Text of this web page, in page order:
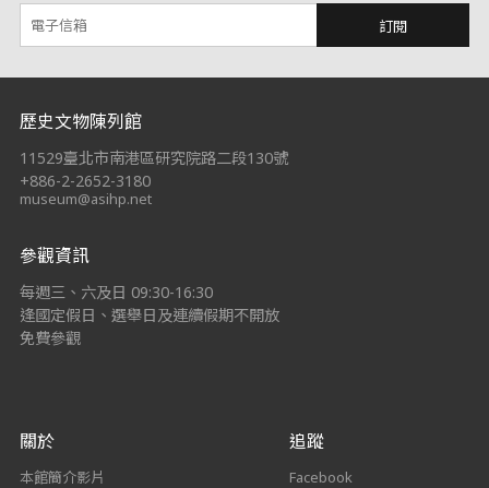
訂閱
:::
歷史文物陳列館
11529臺北市南港區研究院路二段130號
+886-2-2652-3180
museum@asihp.net
參觀資訊
每週三、六及日 09:30-16:30
逢國定假日、選舉日及連續假期不開放
免費參觀
關於
本館簡介影片
追蹤
Facebook